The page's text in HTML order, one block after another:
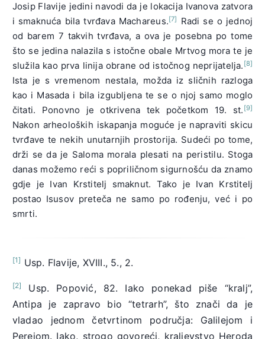
Josip Flavije jedini navodi da je lokacija Ivanova zatvora
i smaknuća bila tvrđava Machareus.[7]
Radi se o jednoj
od barem 7 takvih tvrđava, a ova je posebna po tome
što se jedina nalazila s istočne obale Mrtvog mora te je
služila kao prva linija obrane od istočnog neprijatelja. [8]
Ista je s vremenom nestala, možda iz sličnih razloga
kao i Masada i bila izgubljena te se o njoj samo moglo
čitati. Ponovno je otkrivena tek početkom 19. st. [9]
Nakon arheoloških iskapanja moguće je napraviti skicu
tvrđave te nekih unutarnjih prostorija. Sudeći po tome,
drži se da je Saloma morala plesati na peristilu. Stoga
danas možemo reći s popriličnom sigurnošću da znamo
gdje je Ivan Krstitelj smaknut. Tako je Ivan Krstitelj
postao Isusov preteča ne samo po rođenju, već i po
smrti.
[1] Usp. Flavije, XVIII., 5., 2.
[2]
Usp. Popović, 82. Iako ponekad piše “kralj”,
Antipa je zapravo bio “tetrarh”, što znači da je
vladao jednom četvrtinom područja: Galilejom i
Perejom. Iako, strogo govoreći, kraljevstvo Heroda